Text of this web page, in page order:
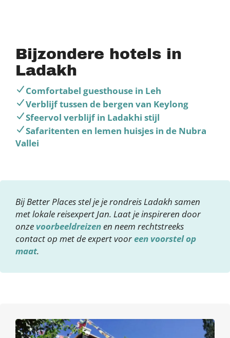
Bijzondere hotels in
Ladakh
Comfortabel guesthouse in Leh
Verblijf tussen de bergen van Keylong
Sfeervol verblijf in Ladakhi stijl
Safaritenten en lemen huisjes in de Nubra
Vallei
Bij Better Places stel je je rondreis Ladakh samen
met lokale reisexpert Jan. Laat je inspireren door
onze voorbeeldreizenen neem rechtstreeks
contact op met de expert vooreen voorstel op
maat.